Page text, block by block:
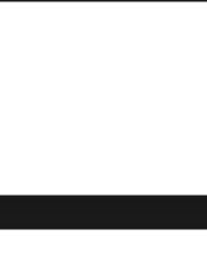
施。
对，而
权限来解